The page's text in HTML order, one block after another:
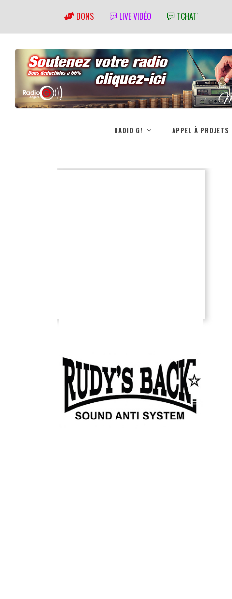
DONS LIVE VIDÉO TCHAT'
RADIO G! APPEL À PROJETS